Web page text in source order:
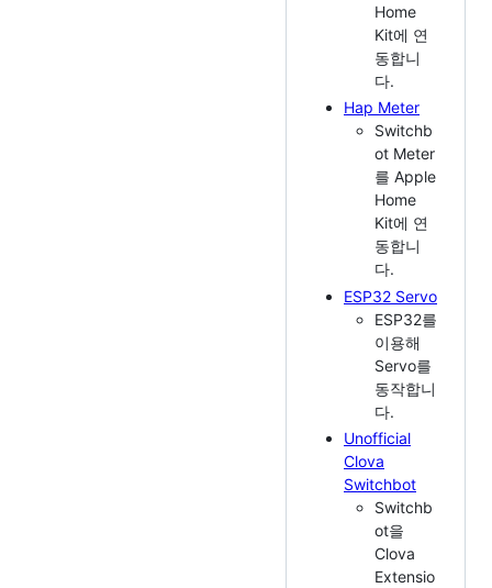
Home
Kit에 연
동합니
다.
Hap Meter
Switchb
ot Meter
를 Apple
Home
Kit에 연
동합니
다.
ESP32 Servo
ESP32를
이용해
Servo를
동작합니
다.
Unofficial
Clova
Switchbot
Switchb
ot을
Clova
Extensio